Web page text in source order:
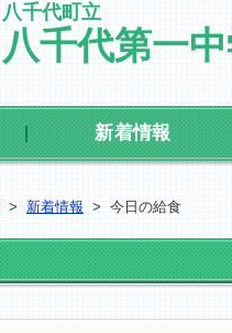
八千代町立
八千代第一
新着情報
> 新着情報 > 今日の給食